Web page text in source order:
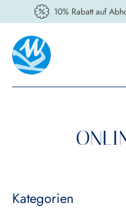
10% Rabatt auf
Kategorien